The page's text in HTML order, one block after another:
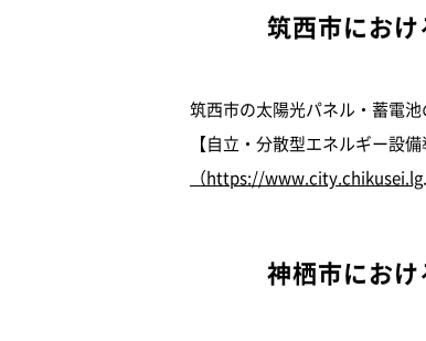
筑西市にお
筑西市の太陽光パネル・蓄電
【自立・分散型エネルギー設
（https://
神栖市にお